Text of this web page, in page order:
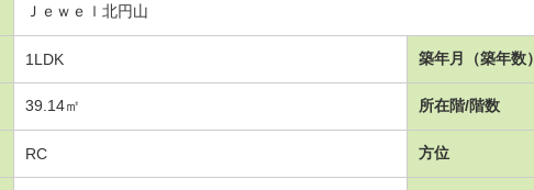
Ｊｅｗｅｌ北円山
1LDK 築年月（築年数）
39.14㎡ 所在階/階数
RC 方位